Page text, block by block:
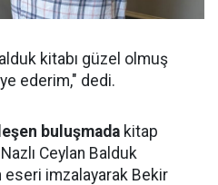
kitabı güzel olmuş
ederim," dedi.
buluşmada kitap
Ceylan Balduk
eseri imzalayarak Bekir